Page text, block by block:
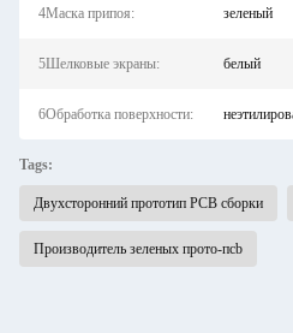
4Маска припоя: зеленый
5Шелковые экраны: белый
6Обработка поверхности:
Tags:
Двухсторонний прототип PCB сборки
Производитель зеленых прото-пcb